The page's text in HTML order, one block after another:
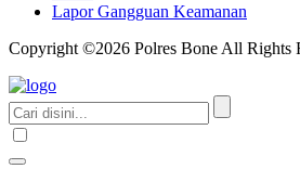
Lapor Gangguan Keamanan
Copyright ©2026 Polres Bone All Rights